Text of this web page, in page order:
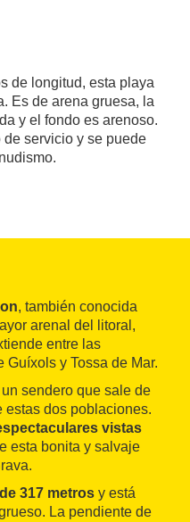
de longitud, esta playa
Es de arena gruesa, la
y el fondo es arenoso.
servicio y se puede
, también conocida
arenal del litoral,
entre las
y Tossa de Mar.
sendero que sale de
estas dos poblaciones.
vistas
esta bonita y salvaje
317 metros y está
La pendiente de